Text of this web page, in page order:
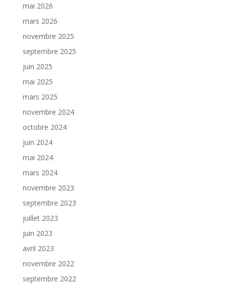
mai 2026
mars 2026
novembre 2025
septembre 2025
juin 2025
mai 2025
mars 2025
novembre 2024
octobre 2024
juin 2024
mai 2024
mars 2024
novembre 2023
septembre 2023
juillet 2023
juin 2023
avril 2023
novembre 2022
septembre 2022